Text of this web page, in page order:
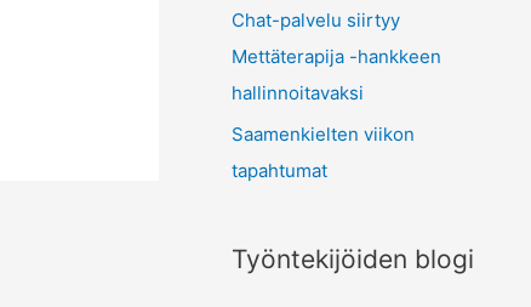
Chat-palvelu siirtyy
Mettäterapija -hankkeen
hallinnoitavaksi
Saamenkielten viikon
tapahtumat
Työntekijöiden blogi